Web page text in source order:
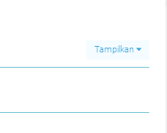
Tampilkan